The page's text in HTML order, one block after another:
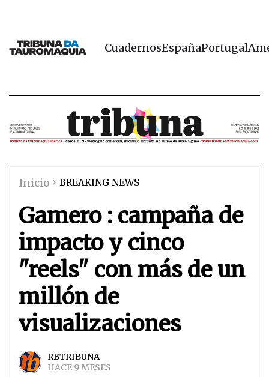
CuadernosEspañaPortugal
Inicio BREAKING NEWS
Gamero : campaña de
impacto y cinco
"reels" con más de un
millón de
visualizaciones
RBTRIBUNA
HACE 9 MESES